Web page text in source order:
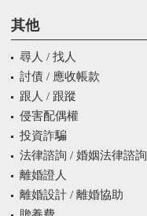
其他
尋人 / 找人
討債 / 應收帳款
跟人 / 跟蹤
侵害配偶權
投資詐騙
法律諮詢 / 婚姻法律諮詢
離婚證人
離婚設計 / 離婚協助